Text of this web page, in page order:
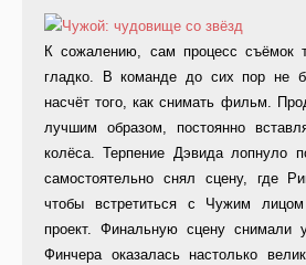
К сожалению, сам процесс съёмок
гладко. В команде до сих пор не
насчёт того, как снимать фильм.
лучшим образом, постоянно
колёса. Терпение Дэвида лопнуло
самостоятельно снял сцену, где
чтобы встретиться с Чужим
проект. Финальную сцену снимали
Финчера оказалась настолько